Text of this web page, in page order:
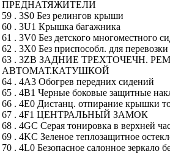
ПРЕДНАТЯЖИТЕЛИ
59 . 3S0 Без релингов крыши
60 . 3U1 Крышка багажника
61 . 3V0 Без детского многоместного
62 . 3X0 Без приспособл. для
63 . 3ZB ЗАДНИЕ ТРЕХТОЧЕЧН.
АВТОМАТ.КАТУШКОЙ
64 . 4A3 Обогрев передних сидений
65 . 4B1 Черные боковые защитные
66 . 4E0 Дистанц. отпирание крышки
67 . 4F1 ЦЕНТРАЛЬНЫЙ ЗАМОК
68 . 4GC Серая тонировка в верхней
69 . 4KC Зеленое теплозащитное
70 . 4L0 Безопасное салонное зеркало